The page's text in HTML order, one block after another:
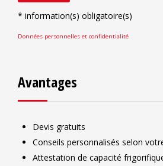
* information(s) obligatoire(s)
Données personnelles et confidentialité
Avantages
Devis gratuits
Conseils personnalisés selon
Attestation de capacité